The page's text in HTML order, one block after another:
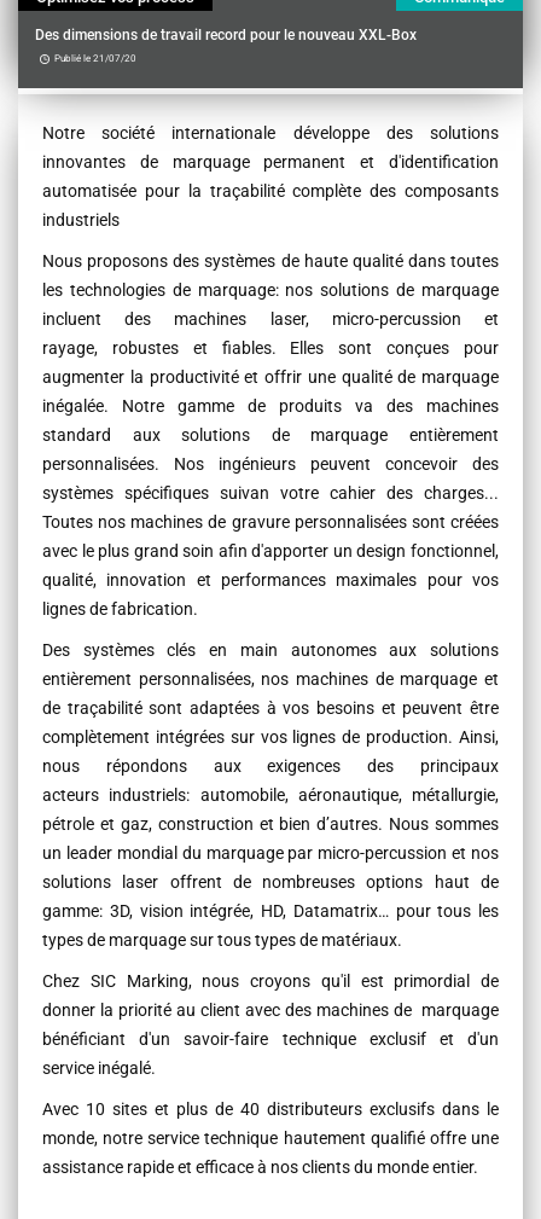
Des dimensions de travail record pour le nouveau XXL-Box
Publié le 21/07/20
Contenu
Notre société internationale développe des solutions
innovantes de marquage permanent et d'identification
automatisée pour la traçabilité complète des composants
industriels
Nous proposons des systèmes de haute qualité dans toutes
les technologies de marquage: nos solutions de marquage
incluent des machines laser, micro-percussion et
rayage, robustes et fiables. Elles sont conçues pour
augmenter la productivité et offrir une qualité de marquage
inégalée. Notre gamme de produits va des machines
standard aux solutions de marquage entièrement
personnalisées. Nos ingénieurs peuvent concevoir des
systèmes spécifiques suivan votre cahier des charges...
Toutes nos machines de gravure personnalisées sont créées
avec le plus grand soin afin d'apporter un design fonctionnel,
qualité, innovation et performances maximales pour vos
lignes de fabrication.
Des systèmes clés en main autonomes aux solutions
entièrement personnalisées, nos machines de marquage et
de traçabilité sont adaptées à vos besoins et peuvent être
complètement intégrées sur vos lignes de production. Ainsi,
nous répondons aux exigences des principaux
acteurs industriels: automobile, aéronautique, métallurgie,
pétrole et gaz, construction et bien d’autres. Nous sommes
un leader mondial du marquage par micro-percussion et nos
solutions laser offrent de nombreuses options haut de
gamme: 3D, vision intégrée, HD, Datamatrix… pour tous les
types de marquage sur tous types de matériaux.
Chez SIC Marking, nous croyons qu'il est primordial de
donner la priorité au client avec des machines de marquage
bénéficiant d'un savoir-faire technique exclusif et d'un
service inégalé.
Avec 10 sites et plus de 40 distributeurs exclusifs dans le
monde, notre service technique hautement qualifié offre une
assistance rapide et efficace à nos clients du monde entier.